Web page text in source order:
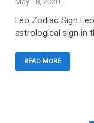
Leo Zodiac Sign
astrological sign in
READ MORE